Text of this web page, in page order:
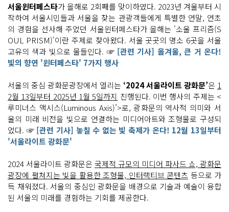
서울윈터페스타가 올해로 2회째를 맞이하였다. 2023년 겨울부터 시
작하여 서울시민들과 서울을 찾는 관광객들에게 특별한 연말, 연초
의 경험을 선사해 주었던 서울윈터페스타가 올해는 '소울 프리즘(S
OUL PRISM)'이란 주제로 찾아왔다. 서울 곳곳의 명소 6곳을 서울
고유의 색과 빛으로 물들인다. ☞[관련 기사] 올겨울, 큰 거 온다!
빛의 향연 '윈터페스타' 7가지 행사
서울의 중심 광화문광장에서 열리는 ‘2024 서울라이트 광화문’은 1
2월 13일부터 2025년 1월 5일까지 진행된다. 이번 행사의 주제는 <
루미너스 액시스(Luminous Axis)’>로, 광화문의 역사적 의미와 서
울의 미래 비전을 빛으로 연결하는 미디어아트와 조형물로 구성되
었다. ☞[관련 기사] 놓칠 수 없는 빛 축제가 온다! 12월 13일부터
'서울라이트 광화문'
2024 서울라이트 광화문은 국제적 규모의 미디어 파사드 쇼, 광화문
광장에 펼쳐지는 빛을 활용한 조형물, 인터랙티브 콘텐츠 등으로 가
득 채워졌다. 서울의 중심인 광화문을 배경으로 기술과 예술이 융합
된 서울의 미래를 경험하는 기회를 제공한다.